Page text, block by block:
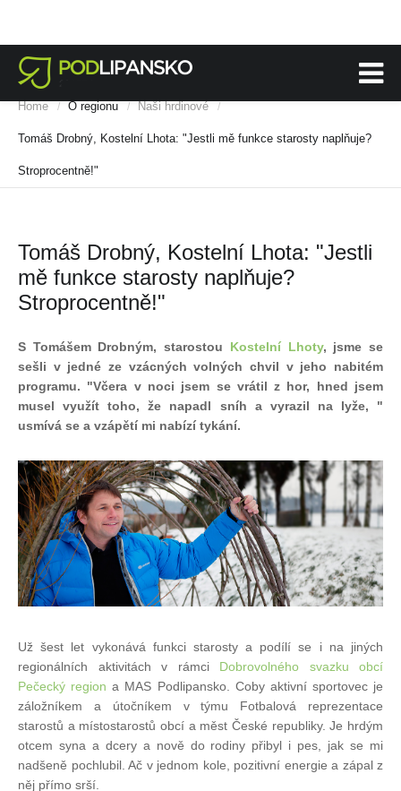
Home / O regionu / Naši hrdinové /
Tomáš Drobný, Kostelní Lhota: "Jestli mě funkce starosty naplňuje?
Stroprocentně!"
Tomáš Drobný, Kostelní Lhota: "Jestli
mě funkce starosty naplňuje?
Stroprocentně!"
S Tomášem Drobným, starostou Kostelní Lhoty, jsme se
sešli v jedné ze vzácných volných chvil v jeho nabitém
programu. "Včera v noci jsem se vrátil z hor, hned jsem
musel využít toho, že napadl sníh a vyrazil na lyže, "
usmívá se a vzápětí mi nabízí tykání.
Už šest let vykonává funkci starosty a podílí se i na jiných
regionálních aktivitách v rámci Dobrovolného svazku obcí
Pečecký region a MAS Podlipansko. Coby aktivní sportovec je
záložníkem a útočníkem v týmu Fotbalová reprezentace
starostů a místostarostů obcí a měst České republiky. Je hrdým
otcem syna a dcery a nově do rodiny přibyl i pes, jak se mi
nadšeně pochlubil. Ač v jednom kole, pozitivní energie a zápal z
něj přímo srší.